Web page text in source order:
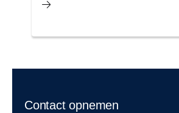
Contact opnemen